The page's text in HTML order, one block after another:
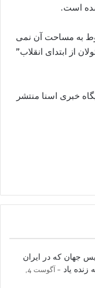
است.
به مساحت آن نمی
از ابتدای انقلاب”
خبری اسنا منتشر
جهان که در ایران
یاد
آگوست 4,